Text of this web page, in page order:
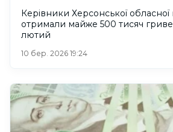
Керівники Херсонської
отримали майже 500 тисяч
лютий
10 бер. 2026 19:24